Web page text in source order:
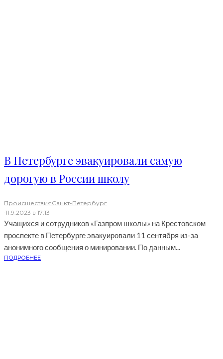
В Петербурге эвакуировали самую
дорогую в России школу
ПроисшествияСанкт-Петербург
·11.9.2023 в 17:13
Учащихся и сотрудников «Газпром школы» на Крестовском
проспекте в Петербурге эвакуировали 11 сентября из-за
анонимного сообщения о минировании. По данным...
ПОДРОБНЕЕ